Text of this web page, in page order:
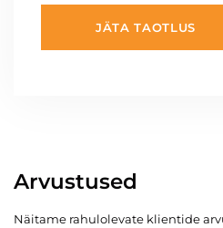
JÄTA TAOTLUS
Arvustused
Näitame rahulolevate klientide